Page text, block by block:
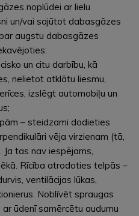
noplūdei ar lielu
un/vai sajūtot dabasgāzes
augstu dabasgāzes
un citu darbību, kā
nelietot atklātu liesmu,
izslēgt automobiļu un
– steidzami dodieties
vēja virzienam (tā,
Ja tas nav iespējams,
Rīcība atrodoties telpās –
ventilācijas lūkas,
Noblīvēt spraugas
ūdenī samērcētu audumu